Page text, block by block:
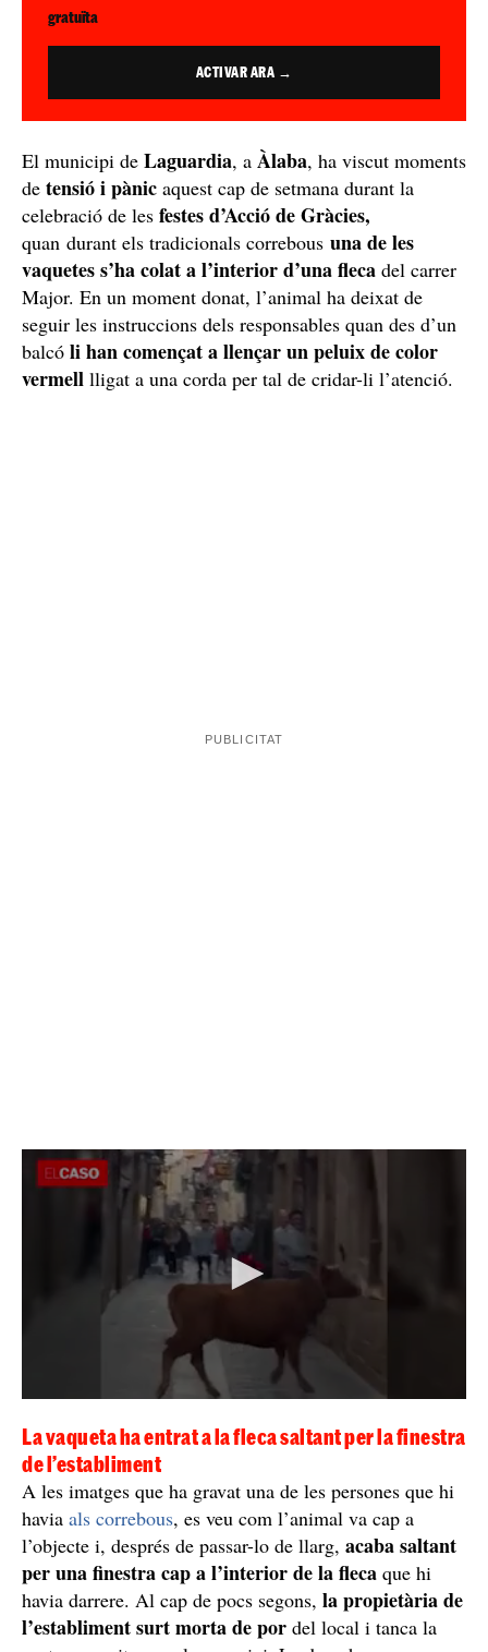
gratuïta
ACTIVAR ARA →
El municipi de Laguardia, a Àlaba, ha viscut moments
de tensió i pànic aquest cap de setmana durant la
celebració de les festes d’Acció de Gràcies,
quan durant els tradicionals correbous una de les
vaquetes s’ha colat a l’interior d’una fleca del carrer
Major. En un moment donat, l’animal ha deixat de
seguir les instruccions dels responsables quan des d’un
balcó li han començat a llençar un peluix de color
vermell lligat a una corda per tal de cridar-li l’atenció.
La vaqueta ha entrat a la fleca saltant per la finestra
de l’establiment
A les imatges que ha gravat una de les persones que hi
havia als correbous, es veu com l’animal va cap a
l’objecte i, després de passar-lo de llarg, acaba saltant
per una finestra cap a l’interior de la fleca que hi
havia darrere. Al cap de pocs segons, la propietària de
l’establiment surt morta de por del local i tanca la